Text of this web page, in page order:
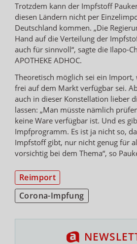
Trotzdem kann der Impfstoff
diesen Ländern nicht per
Deutschland kommen. „Die
Hand auf die Verteilung der
auch für sinnvoll“, sagte die Ilapo-
APOTHEKE ADHOC.
Theoretisch möglich sei ein
frei auf dem Markt verfügbar sei.
auch in dieser Konstellation lieber
lassen: „Man müsste nämlich
keine Ware verfügbar ist. Und es
Impfprogramm. Es ist ja nicht so,
Impfstoff gibt, nur nicht genug für
vorsichtig bei dem Thema“, so
Reimport
Corona-Impfung